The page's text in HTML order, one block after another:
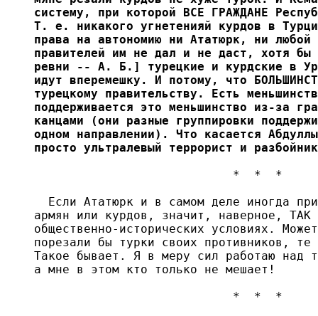
систему, при которой ВСЕ ГРАЖДАНЕ
Т. е. никакого угнетенияй курдов в
права на автономию ни Ататюрк, ни любой
правителей им не дал и не даст, хотя
ревни -- А. Б.] турецкие и курдские в
идут вперемешку. И потому, что
турецкому правительству. Есть
поддерживается это меньшинство из-за
канцами (они разные группировки
одном направлении). Что касается
просто ультралевый террорист и
                            *  *  *
Если Ататюрк и в самом деле иногда
армян или курдов, значит, наверное,
общественно-исторических условиях.
порезали бы турки своих противников,
Такое бывает. Я в меру сил работаю над
а мне в этом кто только не мешает!
                            *  *  *